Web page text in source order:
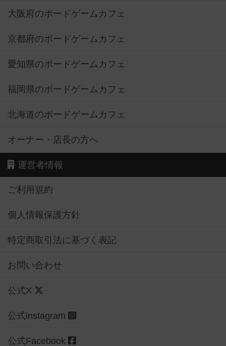
大阪府のボードゲームカフェ
京都府のボードゲームカフェ
愛知県のボードゲームカフェ
福岡県のボードゲームカフェ
北海道のボードゲームカフェ
オーナー・店長の方へ
運営者情報
ご利用規約
個人情報保護方針
特定商取引法に基づく表記
お問い合わせ
公式X
公式instagram
公式Facebook